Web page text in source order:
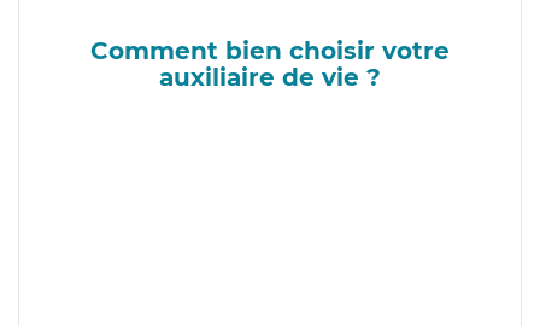
Comment bien choisir votre
auxiliaire de vie ?